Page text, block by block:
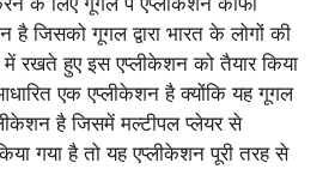
है जिसको गूगल द्वारा भारत के लोगों की
रखते हुए इस एप्लीकेशन को तैयार किया
एक एप्लीकेशन है क्योंकि यह गूगल
है जिसमें मल्टीपल प्लेयर से
गया है तो यह एप्लीकेशन पूरी तरह से